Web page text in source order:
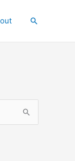
Search